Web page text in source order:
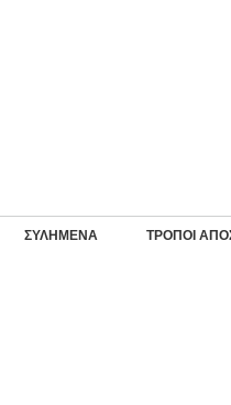
ΣΥΛΗΜΈΝΑ ΤΡΌΠΟΙ